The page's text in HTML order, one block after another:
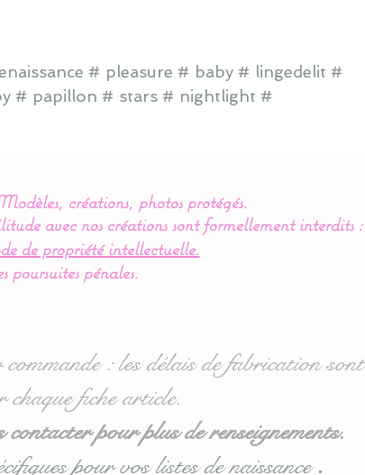
# pleasure # baby # lingedelit #
# papillon # stars # nightlight #
créations, photos protégés.
avec nos créations sont formellement interdits :
de propriété intellectuelle.
poursuites pénales.
: les délais de fabrication sont
fiche article.
pour plus de renseignements.
pour vos listes de naissance.